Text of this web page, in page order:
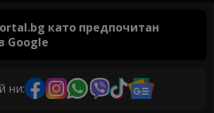
като предпочитан
Google
ни: